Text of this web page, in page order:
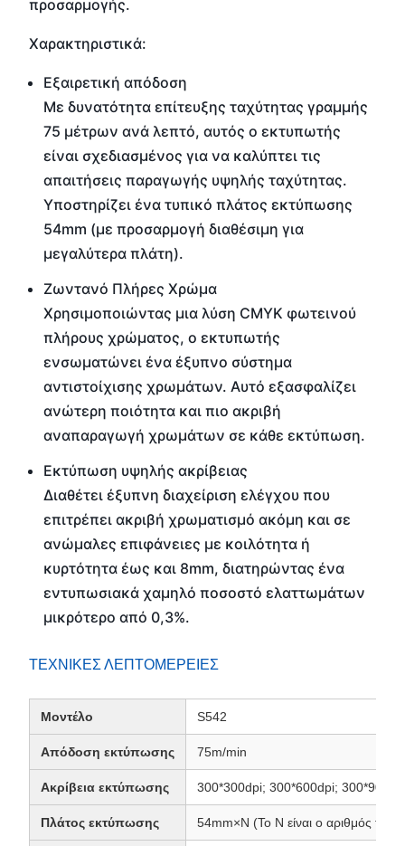
προσαρμογής.
Χαρακτηριστικά:
Εξαιρετική απόδοση
Με δυνατότητα επίτευξης ταχύτητας γραμμής
75 μέτρων ανά λεπτό, αυτός ο εκτυπωτής
είναι σχεδιασμένος για να καλύπτει τις
απαιτήσεις παραγωγής υψηλής ταχύτητας.
Υποστηρίζει ένα τυπικό πλάτος εκτύπωσης
54mm (με προσαρμογή διαθέσιμη για
μεγαλύτερα πλάτη).
Ζωντανό Πλήρες Χρώμα
Χρησιμοποιώντας μια λύση CMYK φωτεινού
πλήρους χρώματος, ο εκτυπωτής
ενσωματώνει ένα έξυπνο σύστημα
αντιστοίχισης χρωμάτων. Αυτό εξασφαλίζει
ανώτερη ποιότητα και πιο ακριβή
αναπαραγωγή χρωμάτων σε κάθε εκτύπωση.
Εκτύπωση υψηλής ακρίβειας
Διαθέτει έξυπνη διαχείριση ελέγχου που
επιτρέπει ακριβή χρωματισμό ακόμη και σε
ανώμαλες επιφάνειες με κοιλότητα ή
κυρτότητα έως και 8mm, διατηρώντας ένα
εντυπωσιακά χαμηλό ποσοστό ελαττωμάτων
μικρότερο από 0,3%.
ΤΕΧΝΙΚΕΣ ΛΕΠΤΟΜΕΡΕΙΕΣ
Μοντέλο S542
Απόδοση εκτύπωσης 75m/min
Ακρίβεια εκτύπωσης 300*300dpi; 300*600dpi;
Πλάτος εκτύπωσης 54mm×N (Το N είναι ο αριθμός